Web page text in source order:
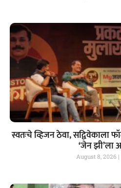
स्वतःचे व्हिजन ठेवा, सद्विवेकाला
‘जेन झी’ला
August 8, 2026